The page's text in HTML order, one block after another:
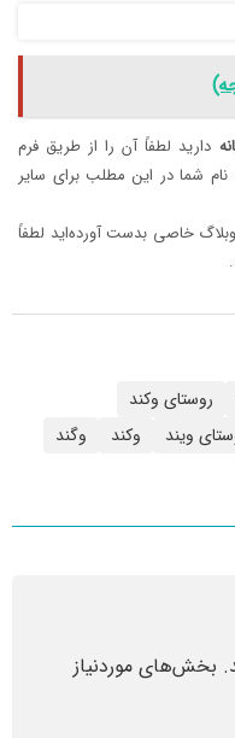
دارید لطفاً آن را از طریق فرم
نام شما در این مطلب برای سایر
خاصی بدست آورده‌اید لطفاً
روستای وکند
ویند وکند
وگند
بخش‌های موردنیاز